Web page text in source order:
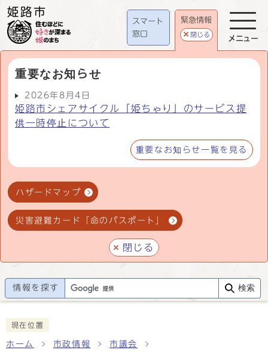
スマート
窓口
緊急情報
閉じる
重要なお知らせ
2026年8月4日
姫路市シェアサイクル「姫ちゃり」のサービス提
供一時停止について
重要なお知らせ一覧を見る
ハザードマップ
災害避難カード「命のパスポート」
閉じる
メニュー
情報を探す 検索
現在位置
ホーム 市政情報 市議会